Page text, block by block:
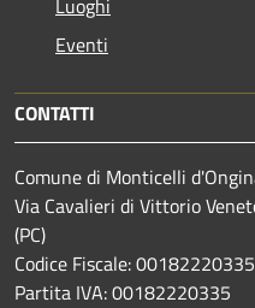
Luoghi
Eventi
CONTATTI
Comune di Monticelli
Via Cavalieri di Vittorio
(PC)
Codice Fiscale: 00182220335
Partita IVA: 00182220335